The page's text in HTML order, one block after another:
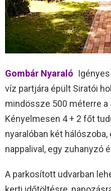
Gombár Nyaraló
víz partjára épült Siratói
mindössze 500 méterre
Kényelmesen 4 + 2 főt
nyaralóban két
nappalival, egy zuhanyzó
A parkosított udvarban